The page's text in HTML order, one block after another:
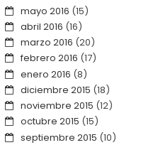
mayo 2016 (15)
abril 2016 (16)
marzo 2016 (20)
febrero 2016 (17)
enero 2016 (8)
diciembre 2015 (18)
noviembre 2015 (12)
octubre 2015 (15)
septiembre 2015 (10)